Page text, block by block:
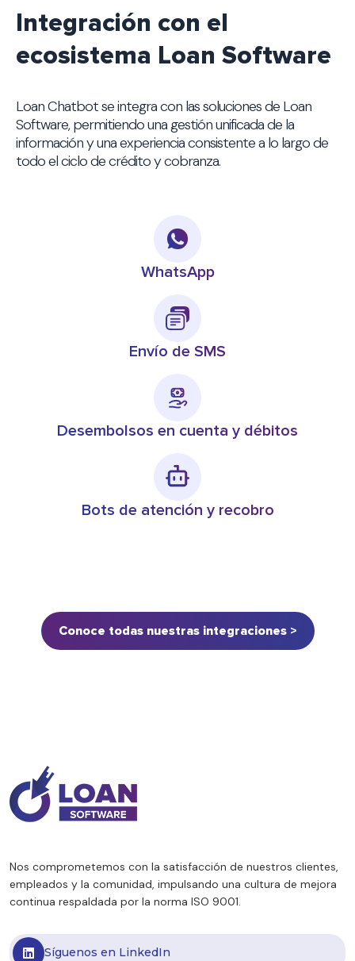
Integración con el
ecosistema Loan Software
Loan Chatbot se integra con las soluciones de Loan
Software, permitiendo una gestión unificada de la
información y una experiencia consistente a lo largo de
todo el ciclo de crédito y cobranza.
WhatsApp
Envío de SMS
Desembolsos en cuenta y débitos
Bots de atención y recobro
Conoce todas nuestras integraciones >
Nos comprometemos con la satisfacción de nuestros clientes,
empleados y la comunidad, impulsando una cultura de mejora
continua respaldada por la norma ISO 9001.
Síguenos en LinkedIn